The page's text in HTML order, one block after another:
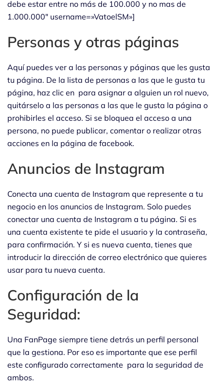
debe estar entre no más de 100.000 y no mas de
1.000.000″ username=»VatoelSM»]
Personas y otras páginas
Aquí puedes ver a las personas y páginas que les gusta
tu página. De la lista de personas a las que le gusta tu
página, haz clic en para asignar a alguien un rol nuevo,
quitárselo a las personas a las que le gusta la página o
prohibirles el acceso. Si se bloquea el acceso a una
persona, no puede publicar, comentar o realizar otras
acciones en la página de facebook.
Anuncios de Instagram
Conecta una cuenta de Instagram que represente a tu
negocio en los anuncios de Instagram. Solo puedes
conectar una cuenta de Instagram a tu página. Si es
una cuenta existente te pide el usuario y la contraseña,
para confirmación. Y si es nueva cuenta, tienes que
introducir la dirección de correo electrónico que quieres
usar para tu nueva cuenta.
Configuración de la
Seguridad:
Una FanPage siempre tiene detrás un perfil personal
que la gestiona. Por eso es importante que ese perfil
este configurado correctamente para la seguridad de
ambos.